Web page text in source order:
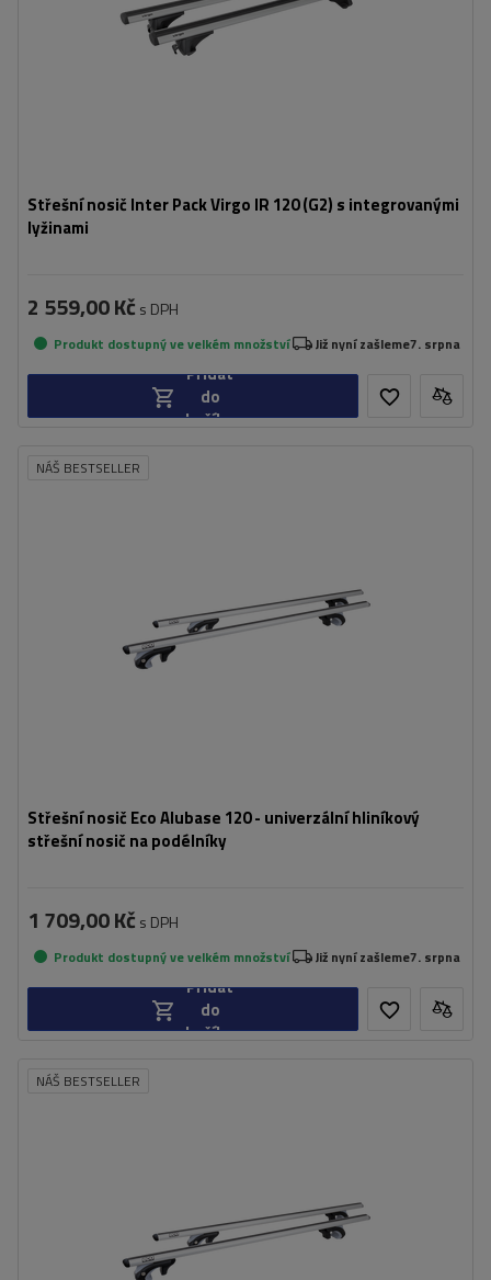
Střešní nosič Inter Pack Virgo IR 120 (G2) s integrovanými
lyžinami
2 559,00 Kč s DPH
Produkt dostupný ve velkém množství Již nyní zašleme7. srpna
Přidat
do
košíku
NÁŠ BESTSELLER
Střešní nosič Eco Alubase 120 - univerzální hliníkový
střešní nosič na podélníky
1 709,00 Kč s DPH
Produkt dostupný ve velkém množství Již nyní zašleme7. srpna
Přidat
do
košíku
NÁŠ BESTSELLER